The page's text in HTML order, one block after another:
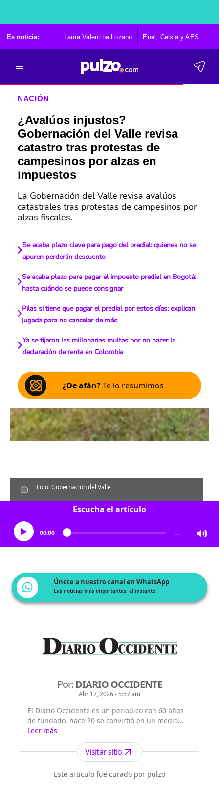
Es noticia: Laura Valentina Lozano Enel, Celsia y AES
NACIÓN
¿Avalúos injustos?
Gobernación del Valle revisa
catastro tras protestas de
campesinos por alzas en
impuestos
La Gobernación del Valle revisa avalúos
catastrales tras protestas de campesinos por
alzas fiscales.
Se acaba plazo clave para pago del predial: quienes no se
apuren perderán descuento
Se acaba plazo para pagar el impuesto predial en Bogotá:
hasta cuándo se puede consignar
Pilas si tiene que pagar el predial por estos días: explican
jugada para no cancelar de más
Ya se fijaron las millonarias multas por no hacer la
declaración de renta en Colombia
¿De afán?Te lo resumimos
Foto: Gobernación del Valle
Escucha el artículo
00:00 …
Únete a nuestro canal en WhatsApp
Las noticias más importantes, al instante
Por:DIARIO OCCIDENTE
Abr 17, 2026 - 5:57 am
El Diario Occidente es un periodico con 60 años
de fundado, hace 20 se convirtió en un medio
gratuito. Un medio que ofrece información
variada con enfasis en el sur occidente del país
pero tambien con temas de interes para
personas que habitan en otros lugares de
Leer más
Visitar sitio
Este artículo fue curado por pulzo